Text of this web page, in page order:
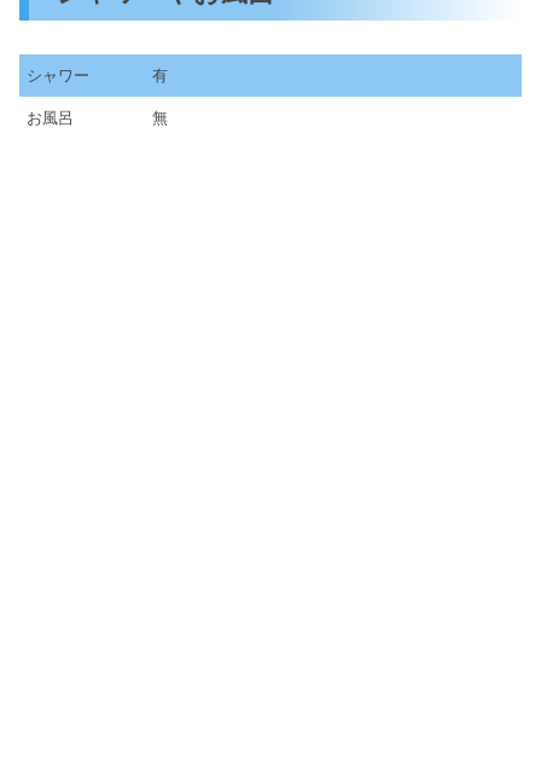
シャワー 有
お風呂 無